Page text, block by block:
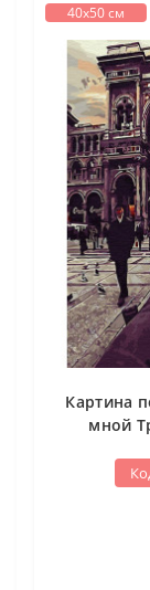
40х50 см
Картина
мной